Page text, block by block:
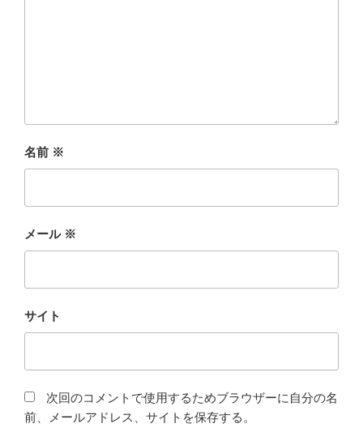
名前 ※
メール ※
サイト
次回のコメントで使用するためブラウザーに自分の名
前、メールアドレス、サイトを保存する。